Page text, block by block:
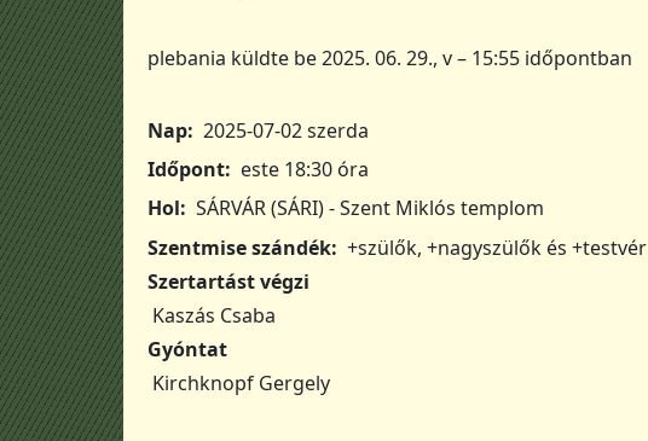
plebania küldte be2025. 06. 29., v – 15:55 időpontban
Nap 2025-07-02 szerda
Időpont
este 18:30 óra
Hol
SÁRVÁR (SÁRI) - Szent Miklós templom
Szentmise szándék +szülők, +nagyszülők és +testvér
Szertartást végzi
Kaszás Csaba
Gyóntat
Kirchknopf Gergely